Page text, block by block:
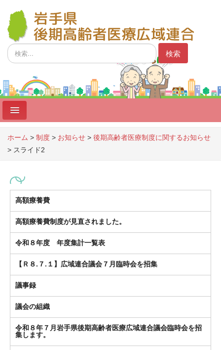
検
索...
検索
広域連合議会
ホーム > 制度 > お知らせ > 後期高齢者医療制度に関するお知らせ
> スライド2
高額療養費
高額療養費制度が見直されました。
令和８年度 年度集計一覧表
【Ｒ８.７.１】広域連合議会７月臨時会を招集
議事録
議会の組織
令和８年７月岩手県後期高齢者医療広域連合議会臨時会を招
集します。